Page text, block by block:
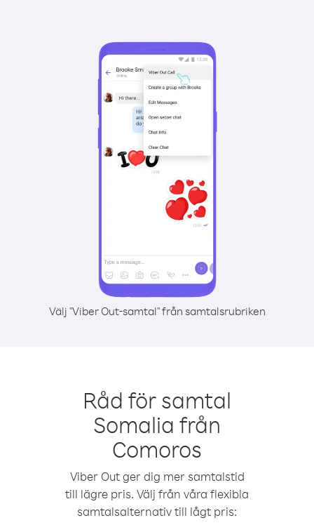
Välj "Viber Out-samtal" från samtalsrubriken
Råd för samtal
Somalia från
Comoros
Viber Out ger dig mer samtalstid
till lägre pris. Välj från våra flexibla
samtalsalternativ till lågt pris: